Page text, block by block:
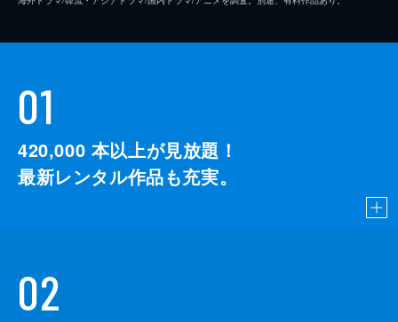
01
420,000 本以上が見放題！
最新レンタル作品も充実。
02